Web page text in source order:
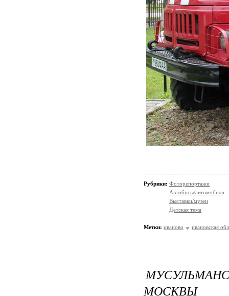
Рубрики: Фоторепортажи
Автобусы/автомобили
Выставки/музеи
Детская тема
Метки: иваново ивановская
МОСКВЫ